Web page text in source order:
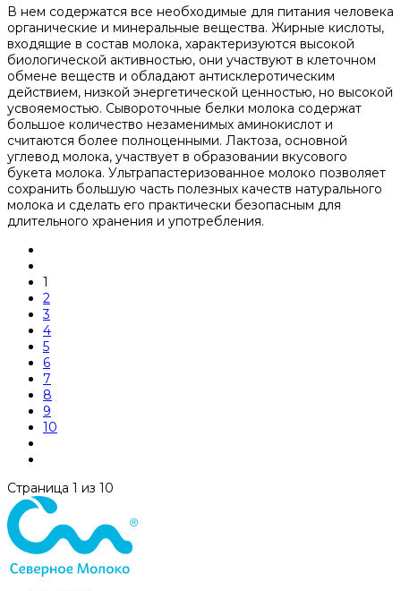
В нем содержатся все необходимые для питания человека
органические и минеральные вещества. Жирные кислоты,
входящие в состав молока, характеризуются высокой
биологической активностью, они участвуют в клеточном
обмене веществ и обладают антисклеротическим
действием, низкой энергетической ценностью, но высокой
усвояемостью. Сывороточные белки молока содержат
большое количество незаменимых аминокислот и
считаются более полноценными. Лактоза, основной
углевод молока, участвует в образовании вкусового
букета молока. Ультрапастеризованное молоко позволяет
сохранить большую часть полезных качеств натурального
молока и сделать его практически безопасным для
длительного хранения и употребления.
1
2
3
4
5
6
7
8
9
10
Страница 1 из 10